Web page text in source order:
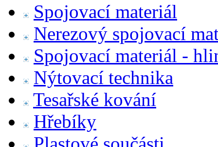
Spojovací materiál
Nerezový spojovací
Spojovací materiál -
Nýtovací technika
Tesařské kování
Hřebíky